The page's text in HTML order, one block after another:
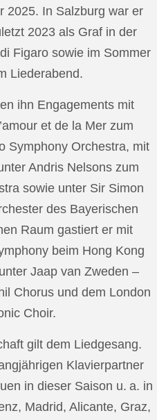
2025. In Salzburg war er
2023 als Graf in der
Figaro sowie im Sommer
Liederabend.
ihn Engagements mit
et de la Mer zum
Symphony Orchestra, mit
Andris Nelsons zum
sowie unter Sir Simon
des Bayerischen
Raum gastiert er mit
beim Hong Kong
Jaap van Zweden –
Chorus und dem London
Choir.
gilt dem Liedgesang.
Klavierpartner
in dieser Saison u. a. in
Madrid, Alicante, Graz,